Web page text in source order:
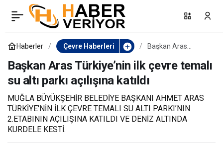
Haberler Çevre Haberleri
Başkan Aras
temalı su altı parkı
açılışına katıldı
Başkan Aras Türkiye’nin ilk çevre temalı
su altı parkı açılışına katıldı
MUĞLA BÜYÜKŞEHİR BELEDİYE BAŞKANI AHMET ARAS
TÜRKİYE'NİN İLK ÇEVRE TEMALI SU ALTI PARKI’NIN
2.ETABININ AÇILIŞINA KATILDI VE DENİZ ALTINDA
KURDELE KESTİ.
Mumcular Atıksu Arıtma
Tesisinin yüzde 25’ini
tamamladı
Paylaş